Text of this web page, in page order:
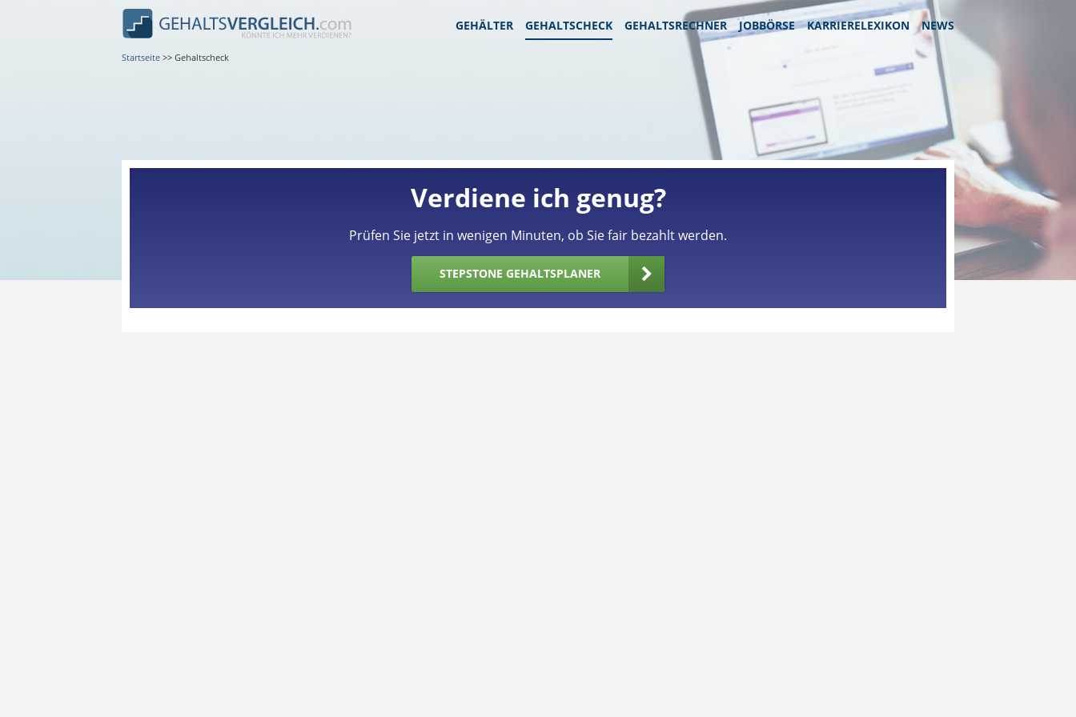
GEHÄLTER GEHALTSCHECK GEHALTSRECHNER JOBBÖRSE KARRIERELEXIKON NEWS
Startseite >> Gehaltscheck
Verdiene ich genug?
Prüfen Sie jetzt in wenigen Minuten, ob Sie fair bezahlt werden.
STEPSTONE GEHALTSPLANER